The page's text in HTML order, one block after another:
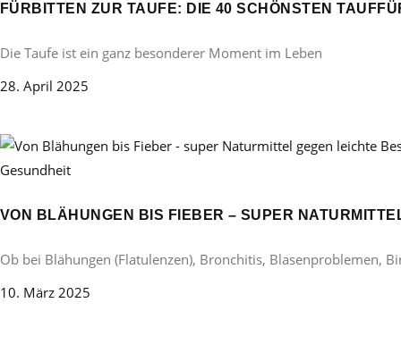
FÜRBITTEN ZUR TAUFE: DIE 40 SCHÖNSTEN
Die Taufe ist ein ganz besonderer Moment im Leben
28. April 2025
Gesundheit
VON BLÄHUNGEN BIS FIEBER – SUPER
Ob bei Blähungen (Flatulenzen), Bronchitis, Blasenproblemen,
10. März 2025